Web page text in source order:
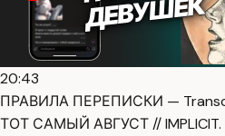
20:43
ПРАВИЛА ПЕРЕПИСКИ —
ТОТ САМЫЙ АВГУСТ // IMPLICIT.